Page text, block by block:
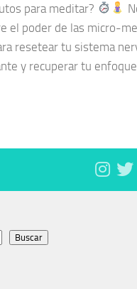
para meditar?
el poder de las micro-
resetear tu sistema
y recuperar tu
Buscar